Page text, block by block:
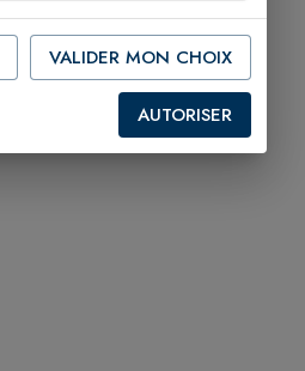
VALIDER MON CHOIX
AUTORISER